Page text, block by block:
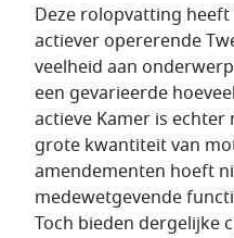
Deze rolopvatting
actiever opererende
veelheid aan
een gevarieerde
actieve Kamer is
grote kwantiteit van
amendementen hoeft
medewetgevende
Toch bieden dergelijke